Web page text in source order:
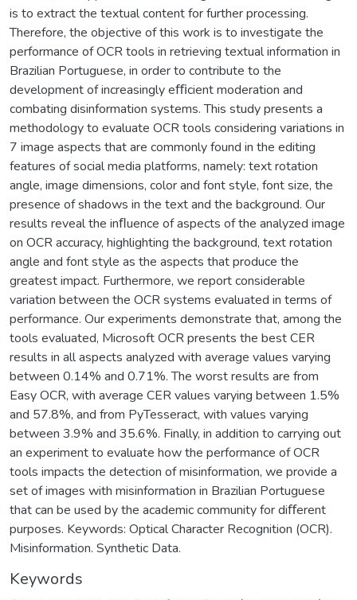
is to extract the textual content for further processing.
Therefore, the objective of this work is to investigate the
performance of OCR tools in retrieving textual information in
Brazilian Portuguese, in order to contribute to the
development of increasingly eﬃcient moderation and
combating disinformation systems. This study presents a
methodology to evaluate OCR tools considering variations in
7 image aspects that are commonly found in the editing
features of social media platforms, namely: text rotation
angle, image dimensions, color and font style, font size, the
presence of shadows in the text and the background. Our
results reveal the inﬂuence of aspects of the analyzed image
on OCR accuracy, highlighting the background, text rotation
angle and font style as the aspects that produce the
greatest impact. Furthermore, we report considerable
variation between the OCR systems evaluated in terms of
performance. Our experiments demonstrate that, among the
tools evaluated, Microsoft OCR presents the best CER
results in all aspects analyzed with average values varying
between 0.14% and 0.71%. The worst results are from
Easy OCR, with average CER values varying between 1.5%
and 57.8%, and from PyTesseract, with values varying
between 3.9% and 35.6%. Finally, in addition to carrying out
an experiment to evaluate how the performance of OCR
tools impacts the detection of misinformation, we provide a
set of images with misinformation in Brazilian Portuguese
that can be used by the academic community for diﬀerent
purposes. Keywords: Optical Character Recognition (OCR).
Misinformation. Synthetic Data.
Keywords